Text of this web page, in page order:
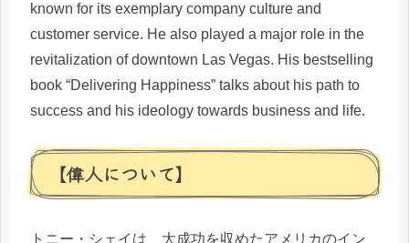
known for its exemplary company culture and
customer service. He also played a major role in the
revitalization of downtown Las Vegas. His bestselling
book “Delivering Happiness” talks about his path to
success and his ideology towards business and life.
【偉人について】
トニー・シェイは、大成功を収めたアメリカのイン